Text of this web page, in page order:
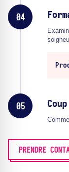
04
05
PRENDRE